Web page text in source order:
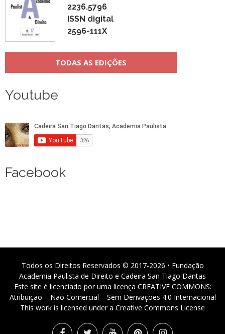
2236.5796
ISSN digital
2596-111X
TODAS AS EDIÇÕES
Youtube
Facebook
Todos os Direitos Reservados © 2017-2026 • Fundação
Academia Paulista de Direito e Cadeira San Tiago Dantas
Este site é licenciado por uma licença CREATIVE COMMONS:
Atribuição – Não Comercial – Sem Derivações 4.0 Internacional
This work is licensed under a Creative Commons License